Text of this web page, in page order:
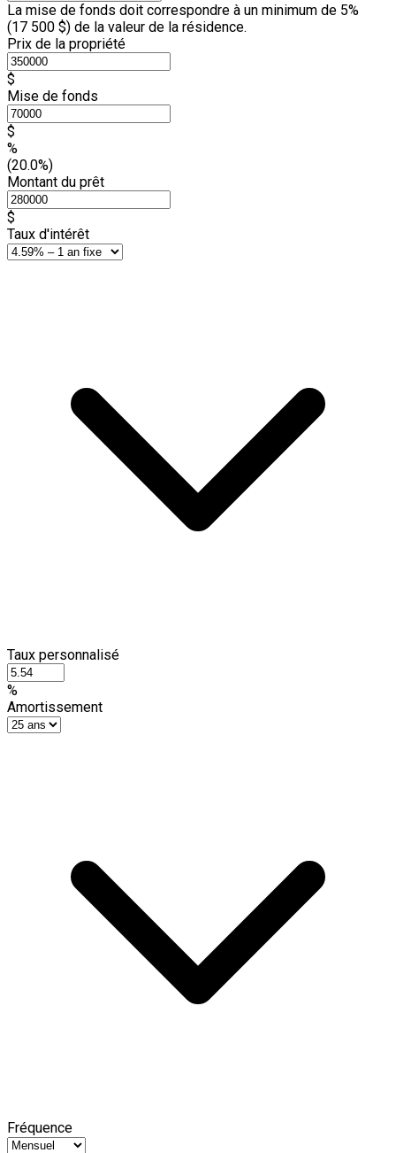
La mise de fonds doit correspondre à un minimum de 5%
(17 500 $) de la valeur de la résidence.
Prix de la propriété
$
Mise de fonds
$
%
(20.0%)
Montant du prêt
$
Taux d'intérêt
Taux personnalisé
%
Amortissement
Fréquence